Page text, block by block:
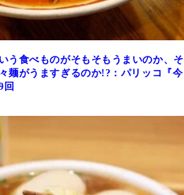
う食べものがそもそもうまいのか、そ
麺がうますぎるのか!?：パリッコ『今
回